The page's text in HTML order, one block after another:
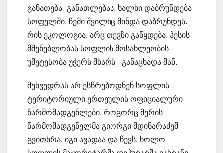
განათება_განათლებას. ხალხი დაბრუნდება
სოფელში, ჩემი შვილიც მინდა დაბრუნდეს.
რის ეკოლოგია, არც თევზი გაწყდება. ჰესის
მშენებლობას სოფლის მოსახლეობის
უმეტესობა უჭერს მხარს _განაცხადა მან.
შეხვედრას არ ესწრებოდნენ სოფლის
ტერიტორიული ერთეულის ოფიციალური
წარმომადგენლები. როგორც მერის
წარმომადგენელმა გიორგი მდინარაძემ
გვითხრა, იგი ავადაა და წევს, ხოლო